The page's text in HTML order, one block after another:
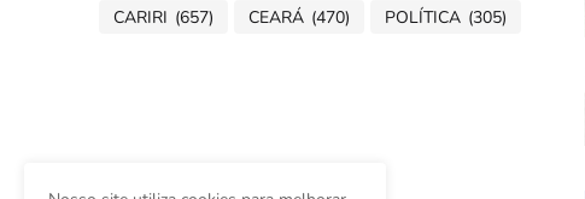
CARIRI (657) CEARÁ (470) POLÍTICA (305)